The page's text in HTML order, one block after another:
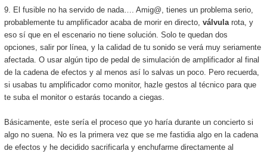
9. El fusible no ha servido de nada…. Amig@, tienes un problema serio,
probablemente tu amplificador acaba de morir en directo, válvularota, y
eso sí que en el escenario no tiene solución. Solo te quedan dos
opciones, salir por línea, y la calidad de tu sonido se verá muy seriamente
afectada. O usar algún tipo de pedal de simulación de amplificador al final
de la cadena de efectos y al menos así lo salvas un poco. Pero recuerda,
si usabas tu amplificador como monitor, hazle gestos al técnico para que
te suba el monitor o estarás tocando a ciegas.
Básicamente, este sería el proceso que yo haría durante un concierto si
algo no suena. No es la primera vez que se me fastidia algo en la cadena
de efectos y he decidido sacrificarla y enchufarme directamente al